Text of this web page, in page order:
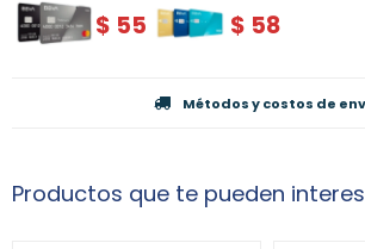
$ 55 $ 58
Métodos y costos de
Productos que te pueden